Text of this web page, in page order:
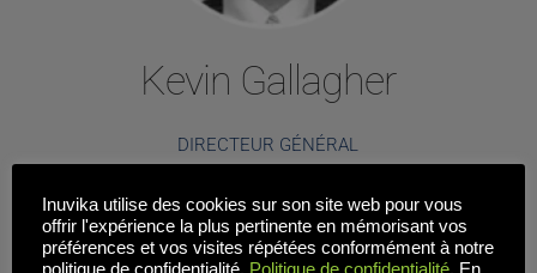
Kevin Gallagher
DIRECTEUR GÉNÉRAL
Kevin a plus de dix ans d'expérience en tant que PDG et
vingt ans d'expérience dans le conseil aux entreprises
Inuvika utilise des cookies sur son site web pour vous
offrir l'expérience la plus pertinente en mémorisant vos
préférences et vos visites répétées conformément à notre
politique de confidentialité. Politique de confidentialité. En